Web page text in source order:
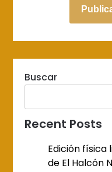
Buscar
Recent Posts
Edición física
de El Halcón